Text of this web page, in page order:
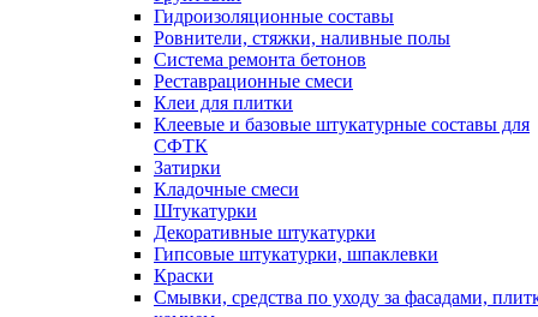
Гидроизоляционные составы
Ровнители, стяжки, наливные полы
Cистема ремонта бетонов
Реставрационные смеси
Клеи для плитки
Клеевые и базовые штукатурные составы для
СФТК
Затирки
Кладочные смеси
Штукатурки
Декоративные штукатурки
Гипсовые штукатурки, шпаклевки
Краски
Смывки, средства по уходу за фасадами,